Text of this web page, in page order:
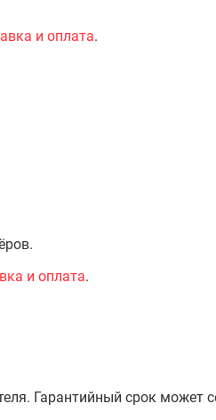
и оплата.
и оплата.
Гарантийный срок может